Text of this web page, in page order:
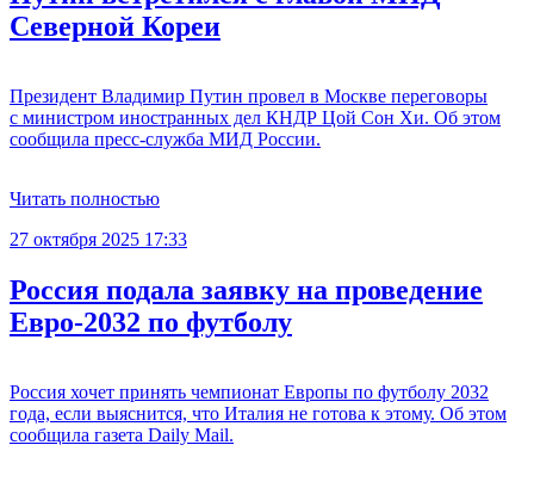
Северной Кореи
Президент Владимир Путин провел в Москве переговоры
с министром иностранных дел КНДР Цой Сон Хи. Об этом
сообщила пресс-служба МИД России.
Читать полностью
27 октября 2025 17:33
Россия подала заявку на проведение
Евро-2032 по футболу
Россия хочет принять чемпионат Европы по футболу 2032
года, если выяснится, что Италия не готова к этому. Об этом
сообщила газета Daily Mail.